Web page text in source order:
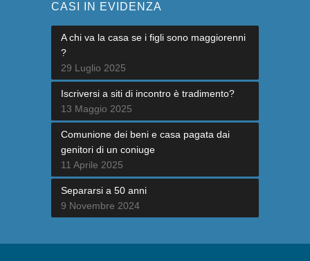
CASI IN EVIDENZA
A chi va la casa se i figli sono maggiorenni
?
29 Luglio 2025
Iscriversi a siti di incontro è tradimento?
13 Maggio 2025
Comunione dei beni e casa pagata dai
genitori di un coniuge
11 Aprile 2025
Separarsi a 50 anni
9 Novembre 2024